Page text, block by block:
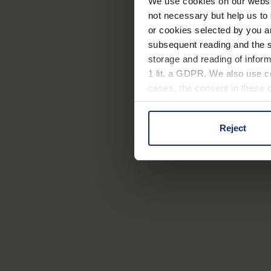
not necessary but help us
or cookies selected by you
subsequent reading and the
storage and reading of
1 lit. a GDPR. We also use
cases, the consent in these
You can consent to the use
on "Reject". You can
footer of our website).
Further information on the
Reject